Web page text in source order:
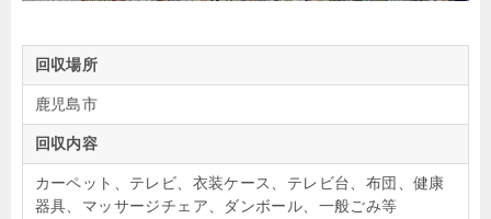
回収場所
鹿児島市
回収内容
カーペット、テレビ、衣装ケース、テレビ台、布団、健康
器具、マッサージチェア、ダンボール、一般ごみ等